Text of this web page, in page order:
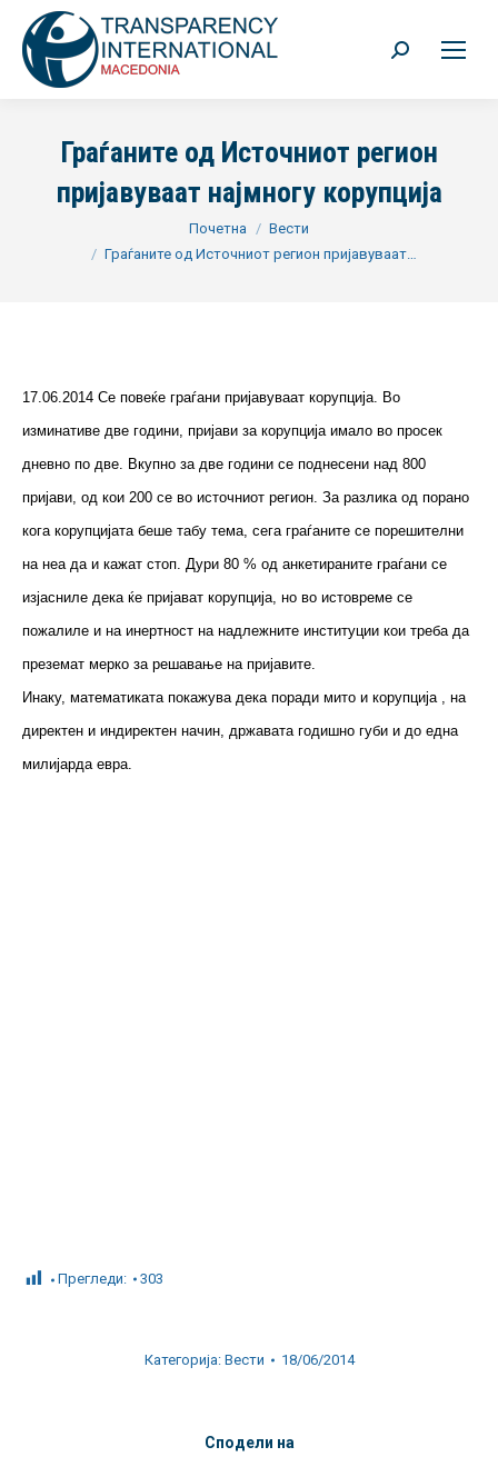
Search:
Граѓаните од Источниот регион
пријавуваат најмногу корупција
Почетна
Вести
Граѓаните од Источниот регион пријавуваат…
17.06.2014 Се повеќе граѓани пријавуваат корупција. Во
изминативе две години, пријави за корупција имало во просек
дневно по две. Вкупно за две години се поднесени над 800
пријави, од кои 200 се во источниот регион. За разлика од порано
кога корупцијата беше табу тема, сега граѓаните се порешителни
на неа да и кажат стоп. Дури 80 % од анкетираните граѓани се
изјасниле дека ќе пријават корупција, но во истовреме се
пожалиле и на инертност на надлежните институции кои треба да
преземат мерко за решавање на пријавите.
Инаку, математиката покажува дека поради мито и корупција , на
директен и индиректен начин, државата годишно губи и до една
милијарда евра.
Прегледи: 303
Категорија: Вести 18/06/2014
Сподели на